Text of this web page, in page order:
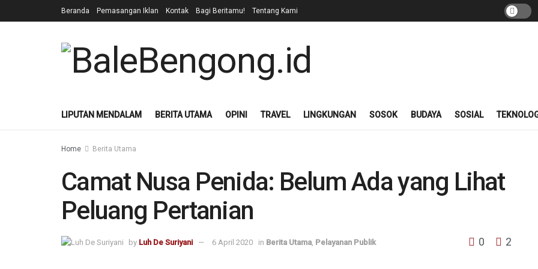
Beranda Pemasangan Iklan Kontak Bagi Beritamu! Tentang Kami
LIPUTAN MENDALAM BERITA UTAMA OPINI TRAVEL LINGKUNGAN SOSOK BUDAYA SOSIAL
Home Berita Utama
Camat Nusa Penida: Belum Ada yang Lihat
Peluang Pertanian
by Luh De Suriyani 6 April 2020 in Berita Utama Pelayanan Publik 0 2